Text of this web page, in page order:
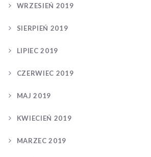
WRZESIEŃ 2019
SIERPIEŃ 2019
LIPIEC 2019
CZERWIEC 2019
MAJ 2019
KWIECIEŃ 2019
MARZEC 2019